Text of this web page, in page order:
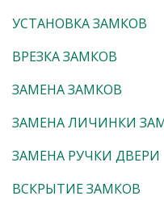
УСТАНОВКА ЗАМКОВ
ВРЕЗКА ЗАМКОВ
ЗАМЕНА ЗАМКОВ
ЗАМЕНА ЛИЧИНКИ
ЗАМЕНА РУЧКИ ДВЕРИ
ВСКРЫТИЕ ЗАМКОВ